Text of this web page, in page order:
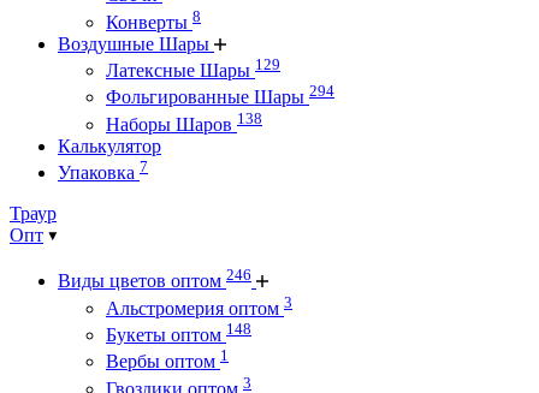
Конверты 8
Воздушные Шары
Латексные Шары 129
Фольгированные Шары 294
Наборы Шаров 138
Калькулятор
Упаковка 7
Траур
Опт
Виды цветов оптом 246
Альстромерия оптом 3
Букеты оптом 148
Вербы оптом 1
Гвоздики оптом 3